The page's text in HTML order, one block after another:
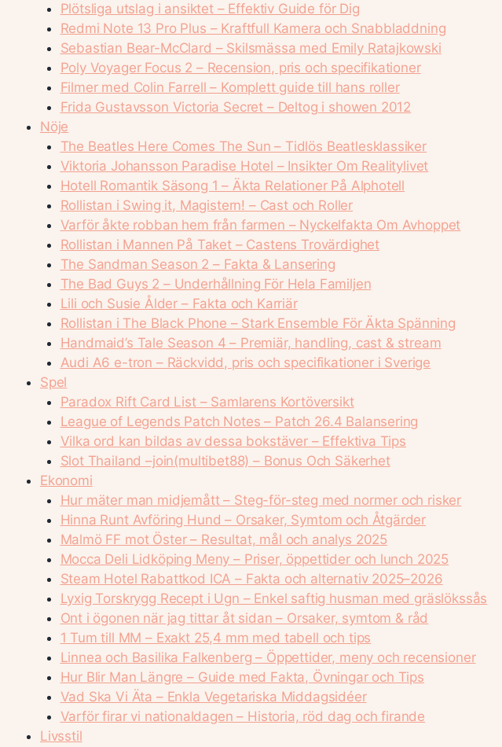
Plötsliga utslag i ansiktet – Effektiv Guide för Dig
Redmi Note 13 Pro Plus – Kraftfull Kamera och Snabbladdning
Sebastian Bear-McClard – Skilsmässa med Emily Ratajkowski
Poly Voyager Focus 2 – Recension, pris och specifikationer
Filmer med Colin Farrell – Komplett guide till hans roller
Frida Gustavsson Victoria Secret – Deltog i showen 2012
Nöje
The Beatles Here Comes The Sun – Tidlös Beatlesklassiker
Viktoria Johansson Paradise Hotel – Insikter Om Realitylivet
Hotell Romantik Säsong 1 – Äkta Relationer På Alphotell
Rollistan i Swing it, Magistern! – Cast och Roller
Varför åkte robban hem från farmen – Nyckelfakta Om Avhoppet
Rollistan i Mannen På Taket – Castens Trovärdighet
The Sandman Season 2 – Fakta & Lansering
The Bad Guys 2 – Underhållning För Hela Familjen
Lili och Susie Ålder – Fakta och Karriär
Rollistan i The Black Phone – Stark Ensemble För Äkta Spänning
Handmaid’s Tale Season 4 – Premiär, handling, cast & stream
Audi A6 e-tron – Räckvidd, pris och specifikationer i Sverige
Spel
Paradox Rift Card List – Samlarens Kortöversikt
League of Legends Patch Notes – Patch 26.4 Balansering
Vilka ord kan bildas av dessa bokstäver – Effektiva Tips
Slot Thailand –join(multibet88) – Bonus Och Säkerhet
Ekonomi
Hur mäter man midjemått – Steg-för-steg med normer och risker
Hinna Runt Avföring Hund – Orsaker, Symtom och Åtgärder
Malmö FF mot Öster – Resultat, mål och analys 2025
Mocca Deli Lidköping Meny – Priser, öppettider och lunch 2025
Steam Hotel Rabattkod ICA – Fakta och alternativ 2025–2026
Lyxig Torskrygg Recept i Ugn – Enkel saftig husman med gräslökssås
Ont i ögonen när jag tittar åt sidan – Orsaker, symtom & råd
1 Tum till MM – Exakt 25,4 mm med tabell och tips
Linnea och Basilika Falkenberg – Öppettider, meny och recensioner
Hur Blir Man Längre – Guide med Fakta, Övningar och Tips
Vad Ska Vi Äta – Enkla Vegetariska Middagsidéer
Varför firar vi nationaldagen – Historia, röd dag och firande
Livsstil